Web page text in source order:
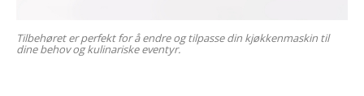
Tilbehøret er perfekt for å endre og tilpasse din kjøkkenmaskin til
dine behov og kulinariske eventyr.